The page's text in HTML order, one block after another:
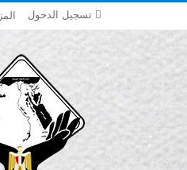
تسجيل الدخول